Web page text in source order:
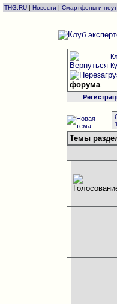
THG.RU | Новости | Смартфоны и
форума
Темы